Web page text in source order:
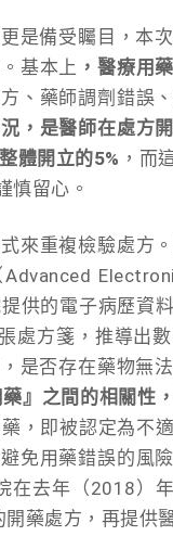
是備受矚目，本
基本上 ，醫療用
、藥師調劑錯誤
，是醫師在處方
體開立的5% ，而
慎留心。
來重複檢驗處方
供的電子病歷資
處方箋，推導出
是否存在藥物無
』之間的相關性
，即被認定為不
免用藥錯誤的風
去年（2018）
藥處方，再提供